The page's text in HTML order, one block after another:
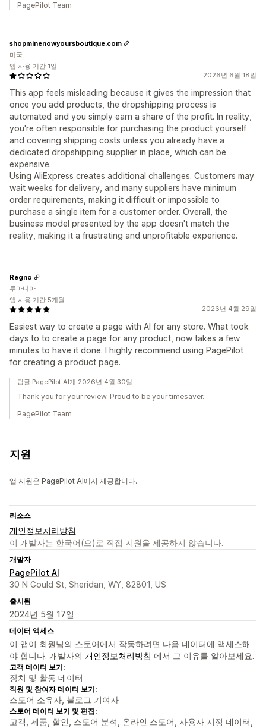
PagePilot Team
2026년 6월 18일
This app feels misleading because it gives the impression that
once you add products, the dropshipping process is
automated and you simply earn a share of the profit. In reality,
you're often responsible for purchasing the product yourself
and covering shipping costs unless you already have a
dedicated dropshipping supplier in place, which can be
expensive.
Using AliExpress creates additional challenges. Customers may
wait weeks for delivery, and many suppliers have minimum
order requirements, making it difficult or impossible to
purchase a single item for a customer order. Overall, the
business model presented by the app doesn't match the
reality, making it a frustrating and unprofitable experience.
shopminenowyoursboutique.com
미국
앱 사용 기간 1일
2026년 4월 29일
Easiest way to create a page with AI for any store. What took
days to to create a page for any product, now takes a few
minutes to have it done. I highly recommend using PagePilot
for creating a product page.
Regno
루마니아
앱 사용 기간 5개월
답글 PagePilot AI개 2026년 4월 30일
Thank you for your review. Proud to be your timesaver.
PagePilot Team
지원
앱 지원은 PagePilot AI에서 제공합니다.
리소스
개인정보처리방침
이 개발자는 한국어(으)로 직접 지원을 제공하지 않습니다.
개발자
PagePilot AI
30 N Gould St, Sheridan, WY, 82801, US
출시됨
2024년 5월 17일
데이터 액세스
이 앱이 회원님의 스토어에서 작동하려면 다음 데이터에 액세스해
야 합니다. 개발자의 개인정보처리방침 에서 그 이유를 알아보세요.
고객 데이터 보기:
장치 및 활동 데이터
직원 및 참여자 데이터 보기:
스토어 소유자, 블로그 기여자
스토어 데이터 보기 및 편집:
고객, 제품, 할인, 스토어 분석, 온라인 스토어, 사용자 지정 데이터,